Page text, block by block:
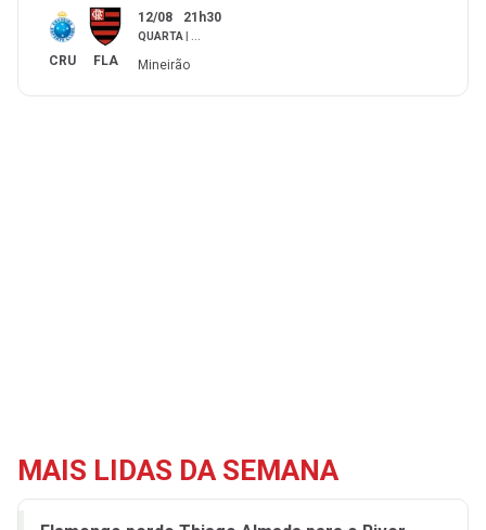
CRU FLA
12/08 21h30
QUARTA
Mineirão
MAIS LIDAS DA SEMANA